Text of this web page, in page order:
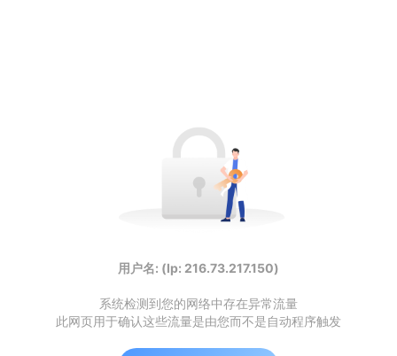
用户名: (Ip: 216.73.217.150)
系统检测到您的网络中存在异常流量
此网页用于确认这些流量是由您而不是自动程序触发